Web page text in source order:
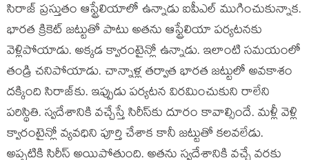
సిరాజ్ ప్రస్తుతం ఆస్ట్రేలియాలో ఉన్నాడు ఐపీఎల్ ముగించుకున్నాక.
భారత క్రికెట్ జట్టుతో పాటు అతను ఆస్ట్రేలియా పర్యటనకు
వెళ్లిపోయాడు. అక్కడ క్వారంటైన్లో ఉన్నాడు. ఇలాంటి సమయంలో
తండ్రి చనిపోయాడు. చాన్నాళ్ల తర్వాత భారత జట్టులో అవకాశం
దక్కింది సిరాజ్‌కు. ఇప్పుడు పర్యటన విరమించుకుని రాలేని
పరిస్థితి. స్వదేశానికి వచ్చేస్తే సిరీస్‌కు దూరం కావాల్సిందే. మళ్లీ వెళ్లి
క్వారంటైన్లో వ్యవధిని పూర్తి చేశాక కానీ జట్టుతో కలవలేడు.
అప్పటికి సిరీస్ అయిపోతుంది. అతను స్వదేశానికి వచ్చే వరకు